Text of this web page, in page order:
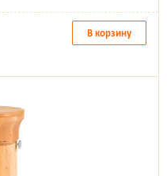
В корзину